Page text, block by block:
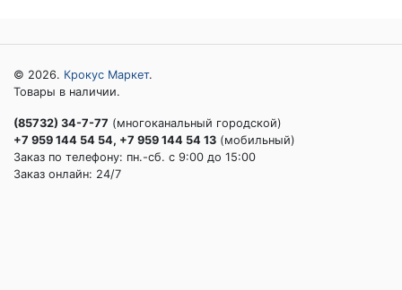
© 2026. Крокус Маркет.
Товары в наличии.
(85732) 34-7-77 (многоканальный городской)
+7 959 144 54 54, +7 959 144 54 13 (мобильный)
Заказ по телефону: пн.-сб. c 9:00 до 15:00
Заказ онлайн: 24/7